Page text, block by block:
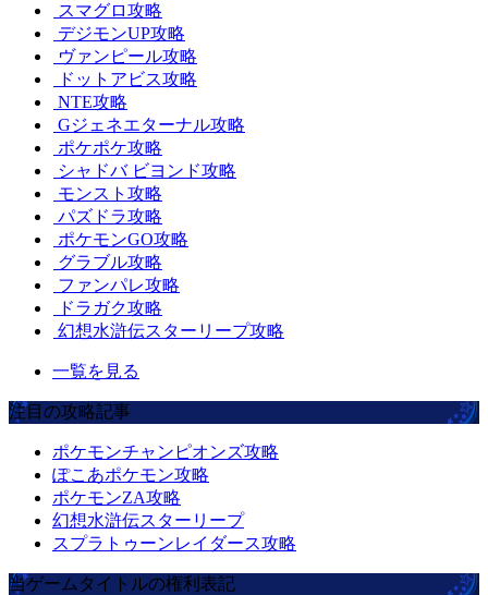
スマグロ攻略
デジモンUP攻略
ヴァンピール攻略
ドットアビス攻略
NTE攻略
Gジェネエターナル攻略
ポケポケ攻略
シャドバ ビヨンド攻略
モンスト攻略
パズドラ攻略
ポケモンGO攻略
グラブル攻略
ファンパレ攻略
ドラガク攻略
幻想水滸伝スターリープ攻略
一覧を見る
注目の攻略記事
ポケモンチャンピオンズ攻略
ぽこあポケモン攻略
ポケモンZA攻略
幻想水滸伝スターリープ
スプラトゥーンレイダース攻略
当ゲームタイトルの権利表記